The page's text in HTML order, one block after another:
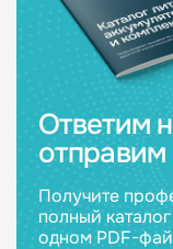
Ответим
Получите
полный
одном PDF-